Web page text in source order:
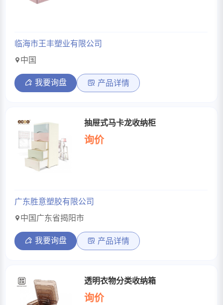
临海市王丰塑业有限公司
中国
我要询盘 产品详情
抽屉式马卡龙收纳柜
询价
广东胜意塑胶有限公司
中国广东省揭阳市
我要询盘 产品详情
透明衣物分类收纳箱
询价